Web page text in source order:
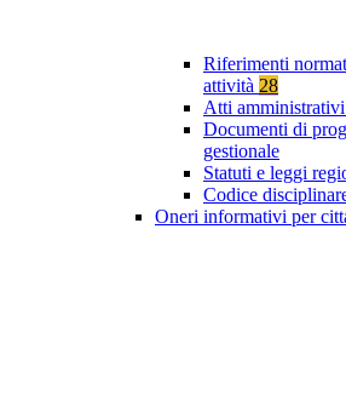
Riferimenti
attività 28
Atti
Documenti di
gestionale
Statuti e leggi
Codice
Oneri informativi per